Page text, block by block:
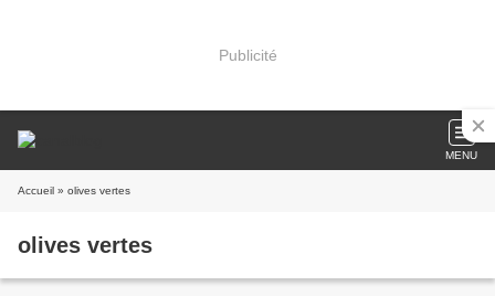
Publicité
MENU
Accueil » olives vertes
olives vertes